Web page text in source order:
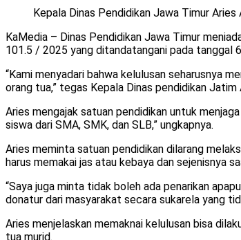
Kepala Dinas Pendidikan Jawa Timur
KaMedia – Dinas Pendidikan Jawa Timur
101.5 / 2025 yang ditandatangani pada tanggal
“Kami menyadari bahwa kelulusan seharusnya
orang tua,” tegas Kepala Dinas pendidikan
Aries mengajak satuan pendidikan untuk
siswa dari SMA, SMK, dan SLB,” ungkapnya.
Aries meminta satuan pendidikan dilarang
harus memakai jas atau kebaya dan sejenisnya
“Saya juga minta tidak boleh ada penarikan
donatur dari masyarakat secara sukarela yang
Aries menjelaskan memaknai kelulusan bisa
tua murid.